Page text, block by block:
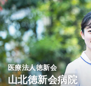
医療法人徳新会
山北徳新会病院